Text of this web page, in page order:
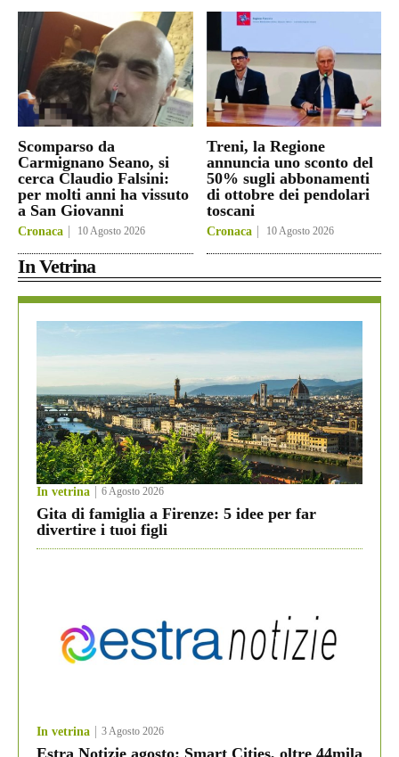
Scomparso da
Carmignano Seano, si
cerca Claudio Falsini:
per molti anni ha vissuto
a San Giovanni
Cronaca 10 Agosto 2026
Treni, la Regione
annuncia uno sconto del
50% sugli abbonamenti
di ottobre dei pendolari
toscani
Cronaca 10 Agosto 2026
In Vetrina
In vetrina 6 Agosto 2026
Gita di famiglia a Firenze: 5 idee per far
divertire i tuoi figli
In vetrina 3 Agosto 2026